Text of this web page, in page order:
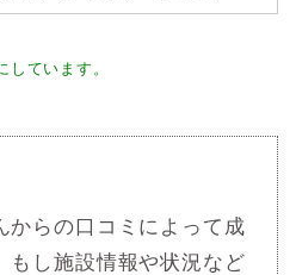
しています。
からの口コミによって成
もし施設情報や状況など